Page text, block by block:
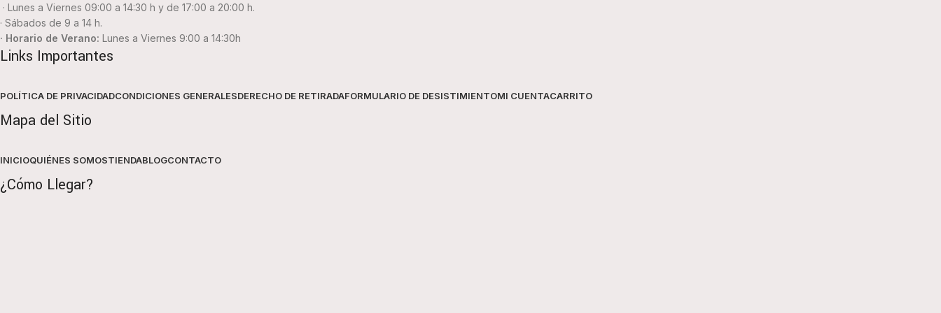
Marca
· Lunes a Viernes 09:00 a 14:30 h y de 17:00 a 20:00 h.
· Sábados de 9 a 14 h.
· Horario de Verano: Lunes a Viernes 9:00 a 14:30h
Links Importantes
POLÍTICA DE PRIVACIDADCONDICIONES GENERALESDERECHO DE RETIRADAFORMULARIO DE DESISTIMIENTOMI CUENTACARRITO
Mapa del Sitio
INICIOQUIÉNES SOMOSTIENDABLOGCONTACTO
¿Cómo Llegar?